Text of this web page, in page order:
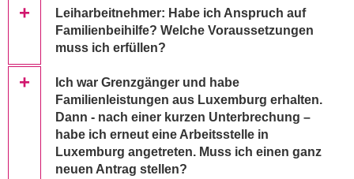
Leiharbeitnehmer: Habe ich Anspruch auf
Familienbeihilfe? Welche Voraussetzungen
muss ich erfüllen?
Ich war Grenzgänger und habe
Familienleistungen aus Luxemburg erhalten.
Dann - nach einer kurzen Unterbrechung –
habe ich erneut eine Arbeitsstelle in
Luxemburg angetreten. Muss ich einen ganz
neuen Antrag stellen?